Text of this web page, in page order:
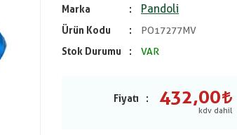
Marka Pandoli
Ürün Kodu
PO17277MV
Stok Durumu
VAR
Fiyatı 432,00